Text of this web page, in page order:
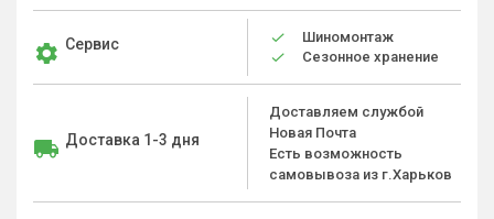
Сервис
Шиномонтаж
Сезонное хранение
Доставка 1-3 дня
Доставляем службой
Новая Почта
Есть возможность
самовывоза из г.Харьков